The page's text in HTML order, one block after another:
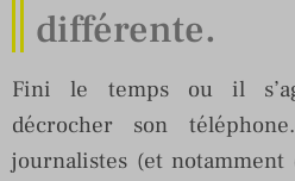
différente.
Fini le temps ou il
décrocher son
journalistes (et notamment